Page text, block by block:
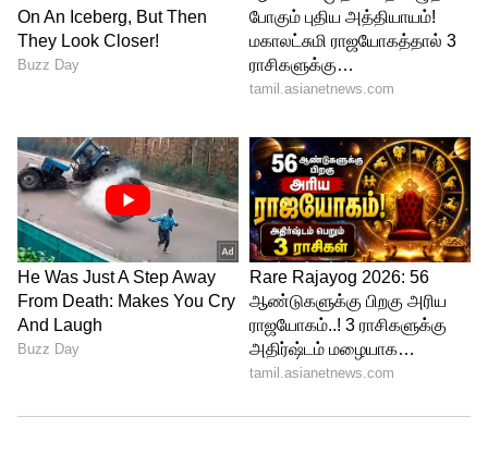
5
Image Credit : Toyota
டொயோட்டா இன்னோவா ஹைகிராஸ்
அதிக இடவசதி, சொகுசு மற்றும் மைலேஜ்